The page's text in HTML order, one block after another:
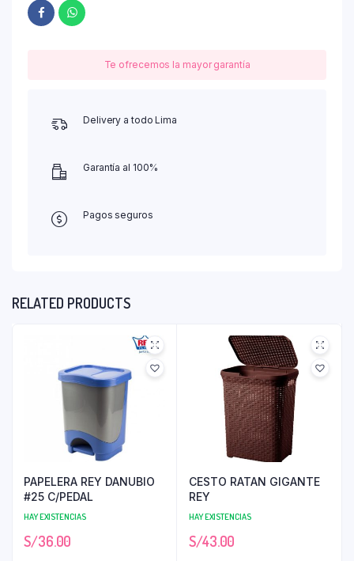
Te ofrecemos la mayor garantía
Delivery a todo Lima
Garantía al 100%
Pagos seguros
RELATED PRODUCTS
PAPELERA REY DANUBIO
#25 C/PEDAL
HAY EXISTENCIAS
S/36.00
CESTO RATAN GIGANTE
REY
HAY EXISTENCIAS
S/43.00